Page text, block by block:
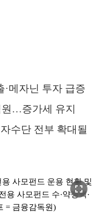
메자닌 투자 급증
원…증가세 유지
수단 전부 확대될
fullscreen